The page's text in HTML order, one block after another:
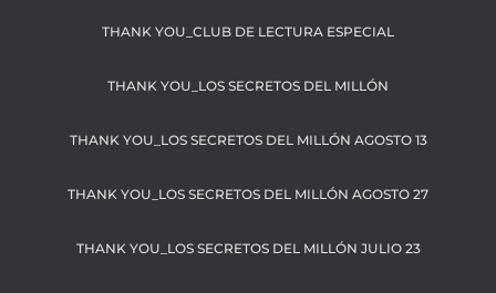
THANK YOU_CLUB DE LECTURA ESPECIAL
THANK YOU_LOS SECRETOS DEL MILLÓN
THANK YOU_LOS SECRETOS DEL MILLÓN AGOSTO 13
THANK YOU_LOS SECRETOS DEL MILLÓN AGOSTO 27
THANK YOU_LOS SECRETOS DEL MILLÓN JULIO 23